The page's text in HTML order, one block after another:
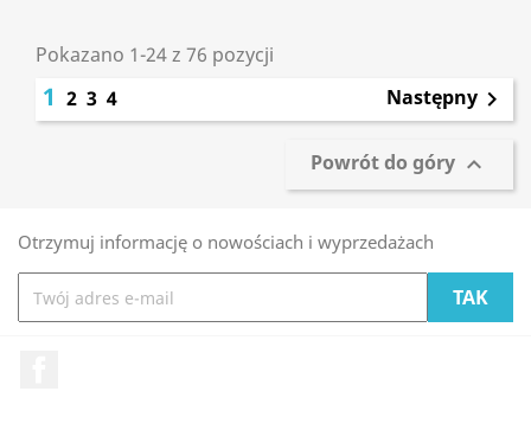
Pokazano 1-24 z 76 pozycji
1 2 3 4 Następny 
Powrót do góry 
Otrzymuj informację o nowościach i wyprzedażach